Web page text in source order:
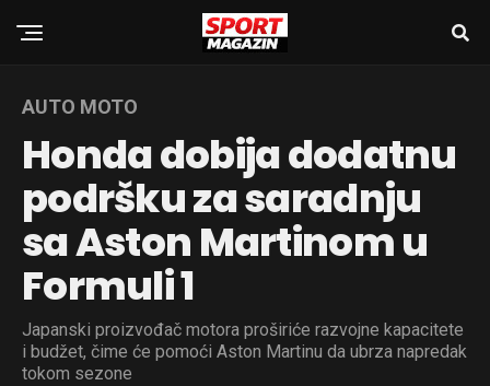
AUTO MOTO
Honda dobija dodatnu
podršku za saradnju
sa Aston Martinom u
Formuli 1
Japanski proizvođač motora proširiće razvojne kapacitete
i budžet, čime će pomoći Aston Martinu da ubrza napredak
tokom sezone